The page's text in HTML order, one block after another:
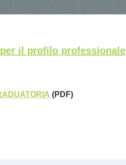
il profilo professionale
(PDF)